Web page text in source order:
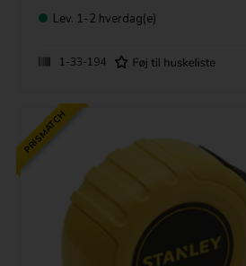
Lev. 1-2 hverdag(e)
1-33-194
PRISMATCH